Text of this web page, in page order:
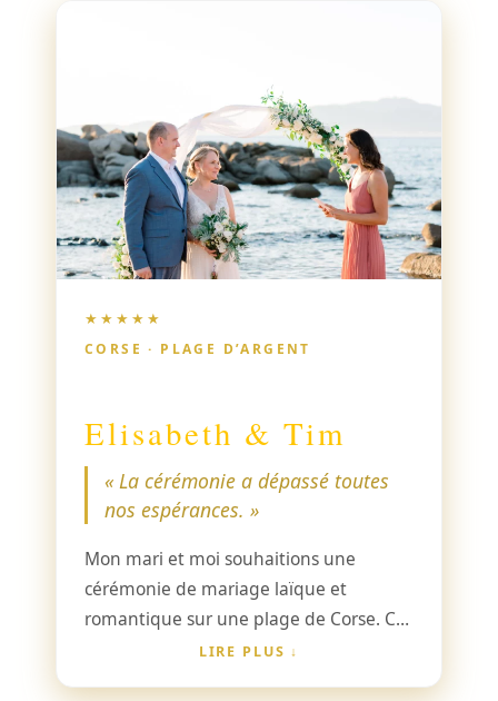
photographe sympathique et
professionnel ainsi qu’une coiffeuse
charmante et compétente. Je
recommande vivement Marie à tous
ceux qui souhaitent une atmosphère
calme, détendue et professionnelle
pour ce jour si merveilleux et
★★★★★
CORSE · PLAGE D’ARGENT
Elisabeth & Tim
« La cérémonie a dépassé toutes
nos espérances. »
Mon mari et moi souhaitions une
cérémonie de mariage laïque et
romantique sur une plage de Corse. Ce
rêve s’est réalisé en août 2023. Lors de
LIRE PLUS